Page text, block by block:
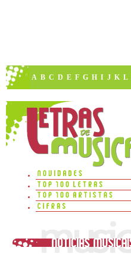
A B C D E F G H I J K L